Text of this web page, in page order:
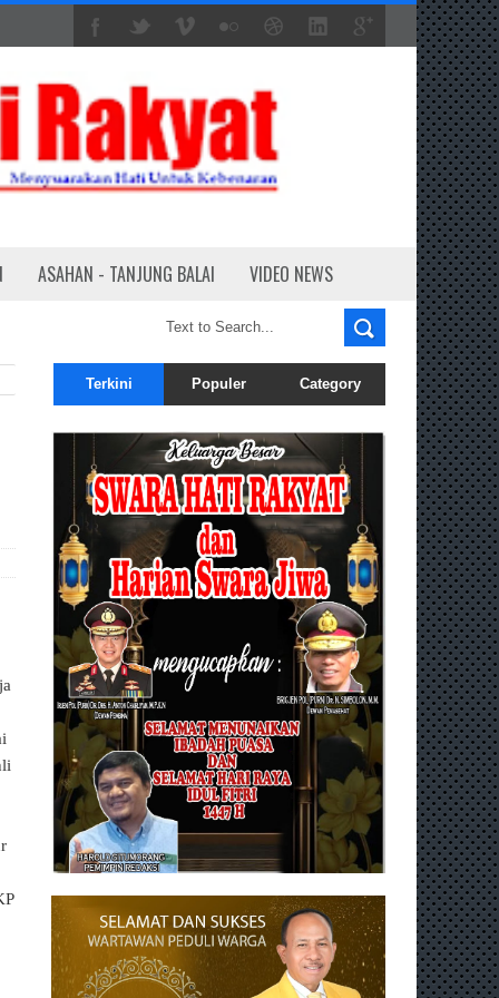
ASAHAN - TANJUNG BALAI VIDEO NEWS
Terkini Populer Category